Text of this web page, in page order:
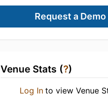
Request a Demo
Venue Stats (?)
Log In to view Venue